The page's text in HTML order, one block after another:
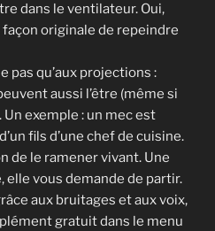
dans le ventilateur. Oui,
originale de repeindre
pas qu’aux projections :
aussi l’être (même si
exemple : un mec est
fils d’une chef de cuisine.
de le ramener vivant. Une
elle vous demande de partir.
aux bruitages et aux voix,
gratuit dans le menu